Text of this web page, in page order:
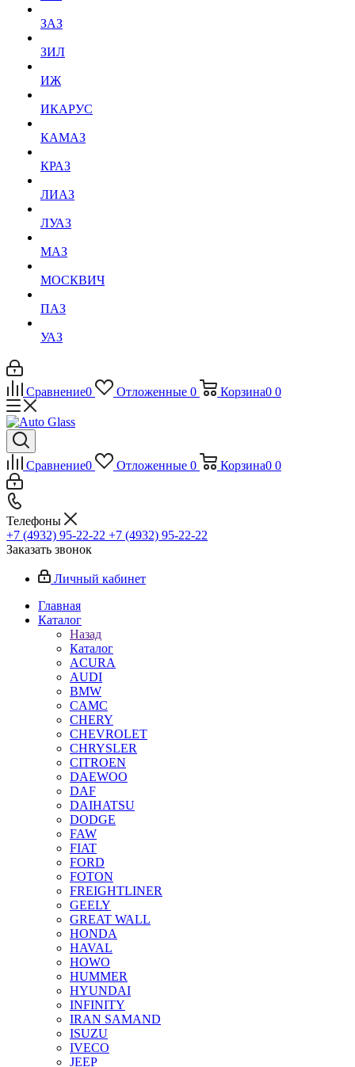
ЗАЗ
ЗИЛ
ИЖ
ИКАРУС
КАМАЗ
КРАЗ
ЛИАЗ
ЛУАЗ
МАЗ
МОСКВИЧ
ПАЗ
УАЗ
Сравнение0 Отложенные 0 Корзина0 0
Сравнение0 Отложенные 0 Корзина0 0
Телефоны
+7 (4932) 95-22-22 +7 (4932) 95-22-22
Заказать звонок
Личный кабинет
Главная
Каталог
Назад
Каталог
ACURA
AUDI
BMW
CAMC
CHERY
CHEVROLET
CHRYSLER
CITROEN
DAEWOO
DAF
DAIHATSU
DODGE
FAW
FIAT
FORD
FOTON
FREIGHTLINER
GEELY
GREAT WALL
HONDA
HAVAL
HOWO
HUMMER
HYUNDAI
INFINITY
IRAN SAMAND
ISUZU
IVECO
JEEP